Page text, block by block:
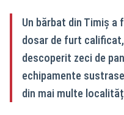
Un bărbat din Timiș
dosar de furt
descoperit zeci de
echipamente
din mai multe